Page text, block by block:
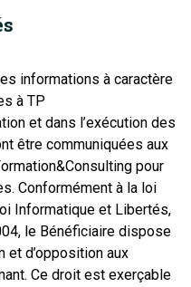
informations à caractère
à TP
et dans l’exécution des
être communiquées aux
pour
Conformément à la loi
Informatique et Libertés,
le Bénéficiaire dispose
et d’opposition aux
Ce droit est exerçable